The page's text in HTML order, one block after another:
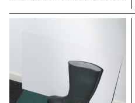
produits pour améliorer la
fonctionnalité et enrichir
fondements théoriques de l’IA
tout en expérimentant des
applications pratiques à travers
divers cas d’usage.